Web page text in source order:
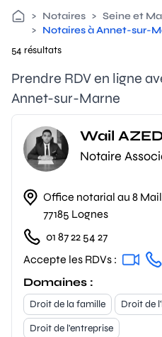
> Notaires > Seine et
> Notaires à Annet-sur-
54 résultats
Prendre RDV en ligne
Annet-sur-Marne
Wail
Notaire
Office notarial au 8
77185 Lognes
01 87 22 54 27
Accepte les RDVs :
Domaines :
Droit de la famille
Droit de
Droit de l'entreprise